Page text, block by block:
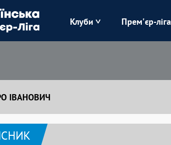
Клуби
Карпати
Прем'єр-ліга
ІВАНОВИЧ